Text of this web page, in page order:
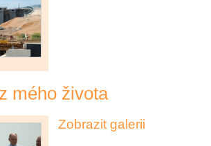
mého života
Zobrazit galerii